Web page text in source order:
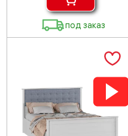
под заказ